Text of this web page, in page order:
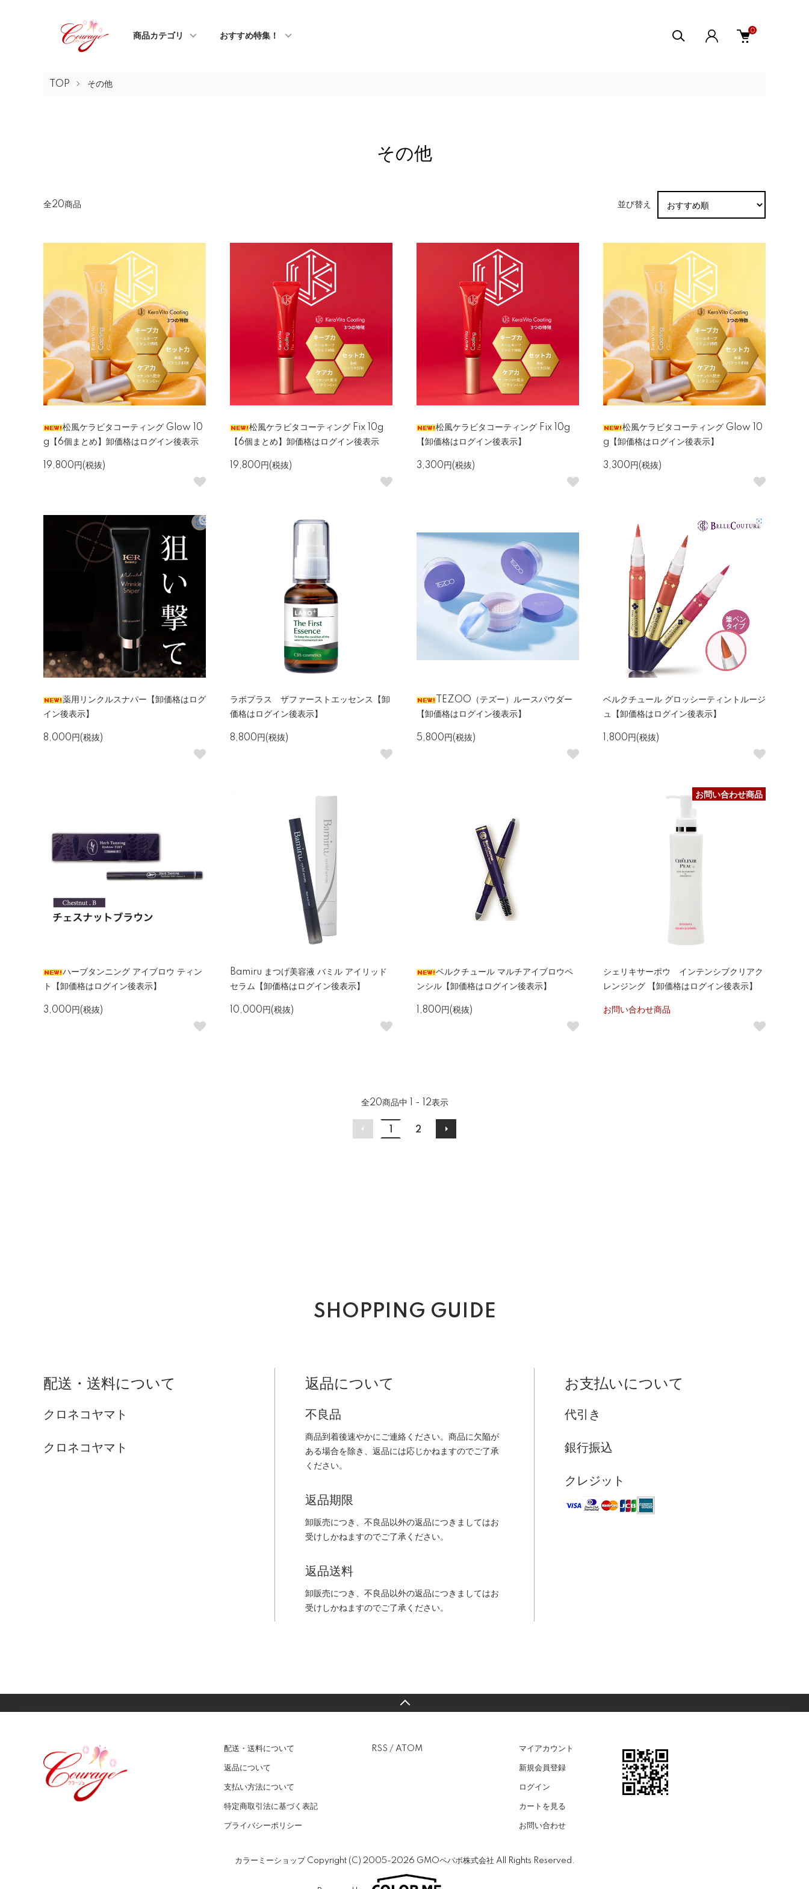
商品カテゴリ おすすめ特集！
0
TOP その他
その他
全20商品 並び替え
松風ケラビタコーティング Glow 10
g【6個まとめ】卸価格はログイン後表示
19,800円(税抜)
松風ケラビタコーティング Fix 10g
【6個まとめ】卸価格はログイン後表示
19,800円(税抜)
松風ケラビタコーティング Fix 10g
【卸価格はログイン後表示】
3,300円(税抜)
松風ケラビタコーティング Glow 10
g【卸価格はログイン後表示】
3,300円(税抜)
薬用リンクルスナパー【卸価格はログ
イン後表示】
8,000円(税抜)
ラボプラス ザファーストエッセンス【卸
価格はログイン後表示】
8,800円(税抜)
TEZOO（テズー）ルースパウダー
【卸価格はログイン後表示】
5,800円(税抜)
ベルクチュール グロッシーティントルージ
ュ【卸価格はログイン後表示】
1,800円(税抜)
ハーブタンニング アイブロウ ティン
ト【卸価格はログイン後表示】
3,000円(税抜)
Bamiru まつげ美容液 バミル アイリッド
セラム【卸価格はログイン後表示】
10,000円(税抜)
ベルクチュール マルチアイブロウペ
ンシル【卸価格はログイン後表示】
1,800円(税抜)
お問い合わせ商品
シェリキサーポウ インテンシブクリアク
レンジング 【卸価格はログイン後表示】
お問い合わせ商品
全20商品中 1 - 12表示
2
SHOPPING GUIDE
配送・送料について
クロネコヤマト
クロネコヤマト
返品について
不良品
商品到着後速やかにご連絡ください。商品に欠陥が
ある場合を除き、返品には応じかねますのでご了承
ください。
返品期限
卸販売につき、不良品以外の返品につきましてはお
受けしかねますのでご了承ください。
返品送料
卸販売につき、不良品以外の返品につきましてはお
受けしかねますのでご了承ください。
お支払いについて
代引き
銀行振込
クレジット
配送・送料について
返品について
支払い方法について
特定商取引法に基づく表記
プライバシーポリシー
RSS / ATOM マイアカウント
新規会員登録
ログイン
カートを見る
お問い合わせ
カラーミーショップCopyright (C) 2005-2026 GMOペパボ株式会社 All Rights Reserved.